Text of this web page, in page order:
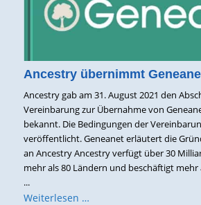
Ancestry übernimmt
Ancestry gab am 31. August 2021 den
Vereinbarung zur Übernahme von
bekannt. Die Bedingungen der
veröffentlicht. Geneanet erläutert die
an Ancestry Ancestry verfügt über 30
mehr als 80 Ländern und beschäftigt
...
Weiterlesen …